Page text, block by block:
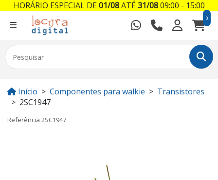
0
Início Componentes para walkie
Transistores
2SC1947
Referência 2SC1947
HORÁRIO ESPECIAL DE01/08ATÉ31/0809:00 - 15:00